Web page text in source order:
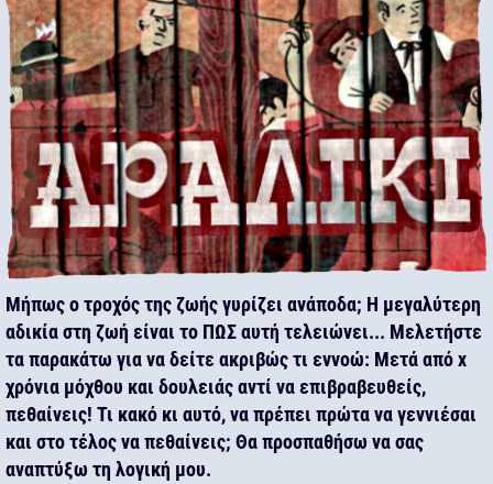
Μήπως ο τροχός της ζωής γυρίζει ανάποδα; Η μεγαλύτερη
αδικία στη ζωή είναι το ΠΩΣ αυτή τελειώνει... Μελετήστε
τα παρακάτω για να δείτε ακριβώς τι εννοώ: Μετά από x
χρόνια μόχθου και δουλειάς αντί να επιβραβευθείς,
πεθαίνεις! Τι κακό κι αυτό, να πρέπει πρώτα να γεννιέσαι
και στο τέλος να πεθαίνεις; Θα προσπαθήσω να σας
αναπτύξω τη λογική μου.